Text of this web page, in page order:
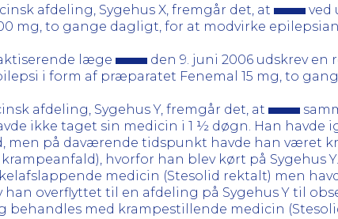
afdeling, Sygehus X, fremgår det, at
ved
mg, to gange dagligt, for at modvirke
læge den 9. juni 2006 udskrev en
i form af præparatet Fenemal 15 mg, to
afdeling, Sygehus Y, fremgår det, at
ikke taget sin medicin i 1 ½ døgn. Han havde
men på daværende tidspunkt havde han været
hvorfor han blev kørt på Sygehus
medicin (Stesolid rektalt) men
han overflyttet til en afdeling på Sygehus Y til
med krampestillende medicin